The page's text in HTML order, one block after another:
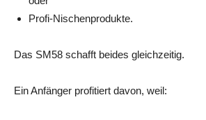
Profi-Nischenprodukte.
Das SM58 schafft beides gleichzeitig.
Ein Anfänger profitiert davon, weil: